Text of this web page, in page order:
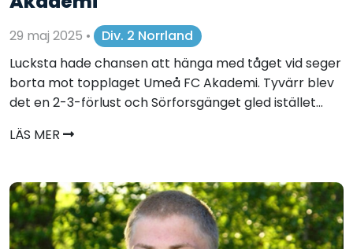
29 maj 2025 •
Div. 2 Norrland
Lucksta hade chansen att hänga med tåget vid seger
borta mot topplaget Umeå FC Akademi. Tyvärr blev
det en 2-3-förlust och Sörforsgänget gled istället...
LÄS MER